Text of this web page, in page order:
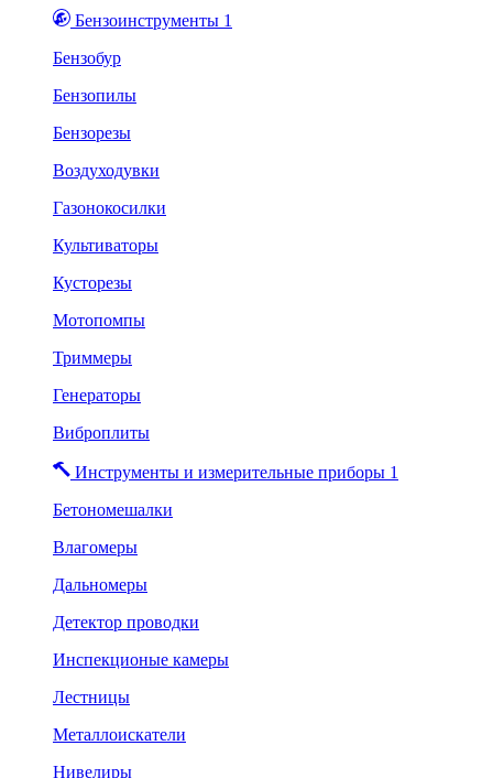
Бензоинструменты 1
Бензобур
Бензопилы
Бензорезы
Воздуходувки
Газонокосилки
Культиваторы
Кусторезы
Мотопомпы
Триммеры
Генераторы
Виброплиты
Инструменты и измерительные приборы 1
Бетономешалки
Влагомеры
Дальномеры
Детектор проводки
Инспекционые камеры
Лестницы
Металлоискатели
Нивелиры